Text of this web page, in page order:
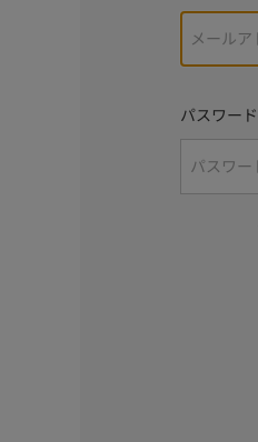
パスワード